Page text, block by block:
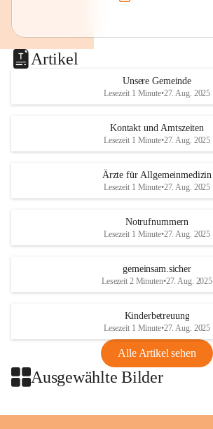
Station ADERKLAA Gas abfackeln.
Es kann zu Geräuschbildung und
Flammenerscheinungen kommen.
Mitarbeiter der OMV sind vor Ort und
Danke für Ihr Verständnis.
OMV AustriaExploration & Production
2230 Gänserndorf
Artikel
Unsere Gemeinde
Lesezeit 1 Minute•27. Aug. 2025
Kontakt und Amtszeiten
Lesezeit 1 Minute•27. Aug. 2025
Ärzte für Allgemeinmedizin
Lesezeit 1 Minute•27. Aug. 2025
Notrufnummern
Lesezeit 1 Minute•27. Aug. 2025
gemeinsam.sicher
Lesezeit 2 Minuten•27. Aug. 2025
Kinderbetreuung
Lesezeit 1 Minute•27. Aug. 2025
Alle Artikel sehen
Ausgewählte Bilder